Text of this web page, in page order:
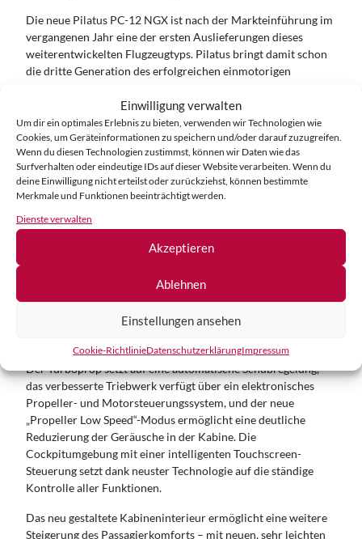
Einwilligung verwalten
Um dir ein optimales Erlebnis zu bieten, verwenden wir Technologien wie
Cookies, um Geräteinformationen zu speichern und/oder darauf zuzugreifen.
Wenn du diesen Technologien zustimmst, können wir Daten wie das
Surfverhalten oder eindeutige IDs auf dieser Website verarbeiten. Wenn du
deine Einwilligung nicht erteilst oder zurückziehst, können bestimmte
Merkmale und Funktionen beeinträchtigt werden.
Dienste verwalten
Akzeptieren
Ablehnen
Einstellungen ansehen
Cookie-RichtlinieDatenschutz­erklärungImpressum
Die neue Pilatus PC-12 NGX ist nach der Markteinführung im
vergangenen Jahr eine der ersten Auslieferungen dieses
weiterentwickelten Flugzeugtyps. Pilatus bringt damit schon
die dritte Generation des erfolgreichen einmotorigen
äußerst komfortable und individuelle Reise zu einem
hervorragenden Preis-/Leistungsverhältnis ermöglicht. Beide
Flugzeuge werden gemeinsam mit der Embraer-Flotte von
German Airways für Business- und private Charterflüge
vermarktet.
Mit dem Flugzeug hat der Schweizer Flugzeughersteller
Pilatus den „weltbesten einmotorigen Turboprop“, so das
ein verbessertes Triebwerk, eine smartere Avionik und eine
Prozent vergrößerten Kabinenfenstern. Gemeinsam mit den
beiden Vorgängerversionen wurde das Modell inzwischen
mehr als 2000mal verkauft und absolvierte mehr als sieben
Der Turboprop setzt auf eine automatische Schubregelung,
das verbesserte Triebwerk verfügt über ein elektronisches
Propeller- und Motorsteuerungssystem, und der neue
„Propeller Low Speed“-Modus ermöglicht eine deutliche
Reduzierung der Geräusche in der Kabine. Die
Cockpitumgebung mit einer intelligenten Touchscreen-
Steuerung setzt dank neuster Technologie auf die ständige
Kontrolle aller Funktionen.
Das neu gestaltete Kabineninterieur ermöglicht eine weitere
Steigerung des Passagierkomforts – mit neuen, sehr leichten